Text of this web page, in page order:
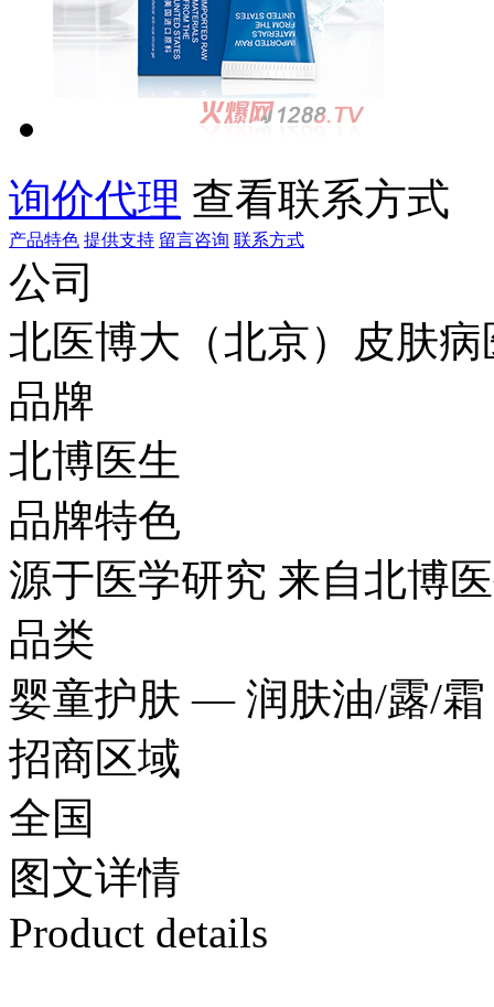
询价代理 查看联系方式
产品特色 提供支持 留言咨询 联系方式
公司
北医博大（北京）皮肤
品牌
北博医生
品牌特色
源于医学研究 来自北博
品类
婴童护肤 — 润肤油/露/霜
招商区域
全国
图文详情
Product details